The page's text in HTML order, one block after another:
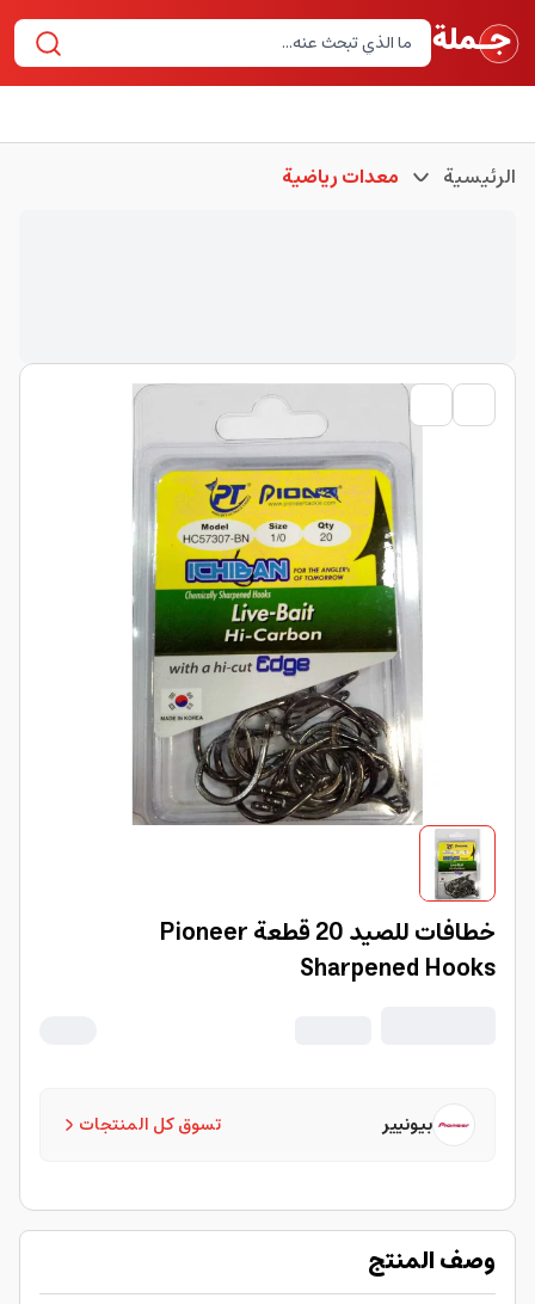
الرئيسية معدات رياضية
خطافات للصيد 20 قطعة Pioneer
Sharpened Hooks
تسوق كل المنتجات بيونيير
وصف المنتج